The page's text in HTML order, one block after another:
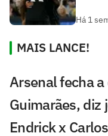
Há 1
MAIS LANCE!
Arsenal fecha
Guimarães, diz
Endrick x